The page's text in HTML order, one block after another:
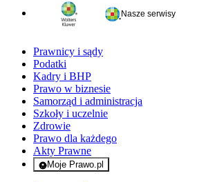
Nasze serwisy
Prawnicy i sądy
Podatki
Kadry i BHP
Prawo w biznesie
Samorząd i administracja
Szkoły i uczelnie
Zdrowie
Prawo dla każdego
Akty Prawne
Moje Prawo.pl
- rejestracja i logowanie do serwisu